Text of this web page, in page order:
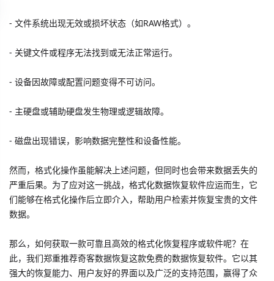
- 文件系统出现无效或损坏状态（如RAW格式）。
- 关键文件或程序无法找到或无法正常运行。
- 设备因故障或配置问题变得不可访问。
- 主硬盘或辅助硬盘发生物理或逻辑故障。
- 磁盘出现错误，影响数据完整性和设备性能。
然而，格式化操作虽能解决上述问题，但同时也会带来数据丢失的
严重后果。为了应对这一挑战，格式化数据恢复软件应运而生，它
们能够在格式化操作后立即介入，帮助用户检索并恢复宝贵的文件
数据。
那么，如何获取一款可靠且高效的格式化恢复程序或软件呢？在
此，我们郑重推荐奇客数据恢复这款免费的数据恢复软件。它以其
强大的恢复能力、用户友好的界面以及广泛的支持范围，赢得了众